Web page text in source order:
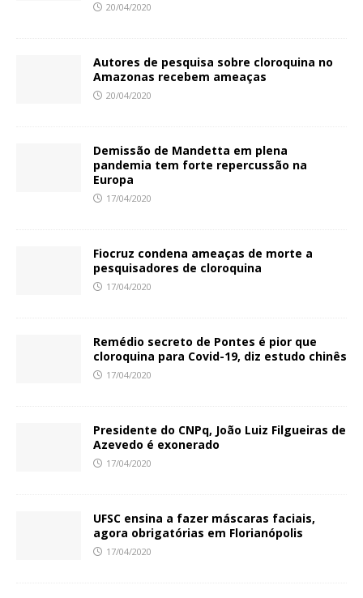
20/04/2020
Autores de pesquisa sobre cloroquina no
Amazonas recebem ameaças
20/04/2020
Demissão de Mandetta em plena
pandemia tem forte repercussão na
Europa
17/04/2020
Fiocruz condena ameaças de morte a
pesquisadores de cloroquina
17/04/2020
Remédio secreto de Pontes é pior que
cloroquina para Covid-19, diz estudo chinês
17/04/2020
Presidente do CNPq, João Luiz Filgueiras de
Azevedo é exonerado
17/04/2020
UFSC ensina a fazer máscaras faciais,
agora obrigatórias em Florianópolis
17/04/2020